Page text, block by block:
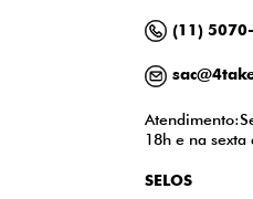
(11)
18h e na sexta
SELOS